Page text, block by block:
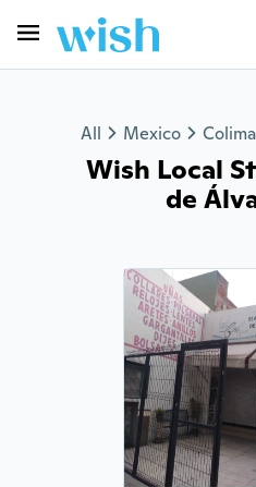
All Mexico Colima
Wish Local
de